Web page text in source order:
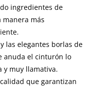
ingredientes de
manera más
las elegantes borlas de
anuda el cinturón lo
y muy llamativa.
que garantizan